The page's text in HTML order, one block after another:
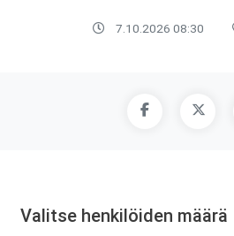
7.10.2026 08:30
Valitse henkilöiden määrä